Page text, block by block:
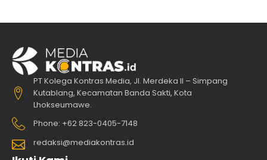
PT Kolega Kontras Media, Jl. Merdeka II – Simpang
Kutablang, Kecamatan Banda Sakti, Kota
Lhokseumawe.
Phone: +62 823-0405-7148
redaksi@mediakontras.id